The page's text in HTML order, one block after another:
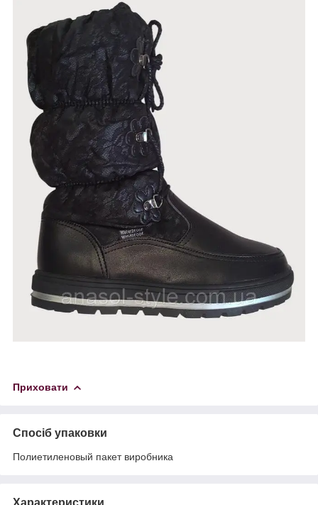
Приховати
Спосіб упаковки
Полиетиленовый пакет виробника
Характеристики